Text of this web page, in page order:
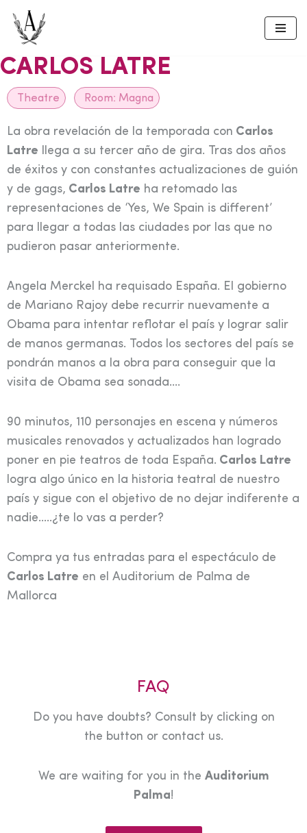
Skip
to
content
CARLOS LATRE
Theatre Room: Magna
La obra revelación de la temporada con Carlos
Latre llega a su tercer año de gira. Tras dos años
de éxitos y con constantes actualizaciones de guión
y de gags, Carlos Latre ha retomado las
representaciones de ‘Yes, We Spain is different’
para llegar a todas las ciudades por las que no
pudieron pasar anteriormente.
Angela Merckel ha requisado España. El gobierno
de Mariano Rajoy debe recurrir nuevamente a
Obama para intentar reflotar el país y lograr salir
de manos germanas. Todos los sectores del país se
pondrán manos a la obra para conseguir que la
visita de Obama sea sonada….
90 minutos, 110 personajes en escena y números
musicales renovados y actualizados han logrado
poner en pie teatros de toda España. Carlos Latre
logra algo único en la historia teatral de nuestro
país y sigue con el objetivo de no dejar indiferente a
nadie…..¿te lo vas a perder?
Compra ya tus entradas para el espectáculo de
Carlos Latre en el Auditorium de Palma de
Mallorca
FAQ
Do you have doubts? Consult by clicking on
the button or contact us.
We are waiting for you in the Auditorium
Palma!